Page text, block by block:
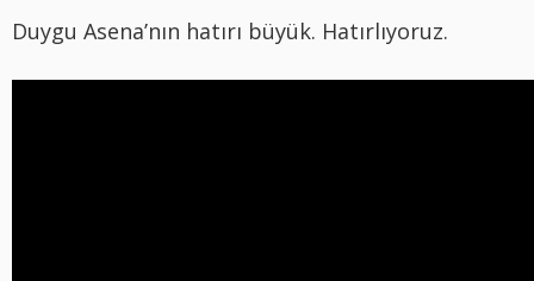
Duygu Asena’nın hatırı büyük. Hatırlıyoruz.